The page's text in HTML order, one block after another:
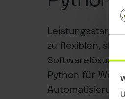
Leistungsstarke
zu flexiblen,
Python für
Automatisierung.